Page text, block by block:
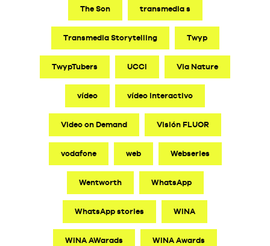
The Son transmedia s
Transmedia Storytelling Twyp
TwypTubers UCCI Via Nature
vídeo vídeo interactivo
Video on Demand Visión FLUOR
vodafone web Webseries
Wentworth WhatsApp
WhatsApp stories WINA
WINA AWarads WINA Awards